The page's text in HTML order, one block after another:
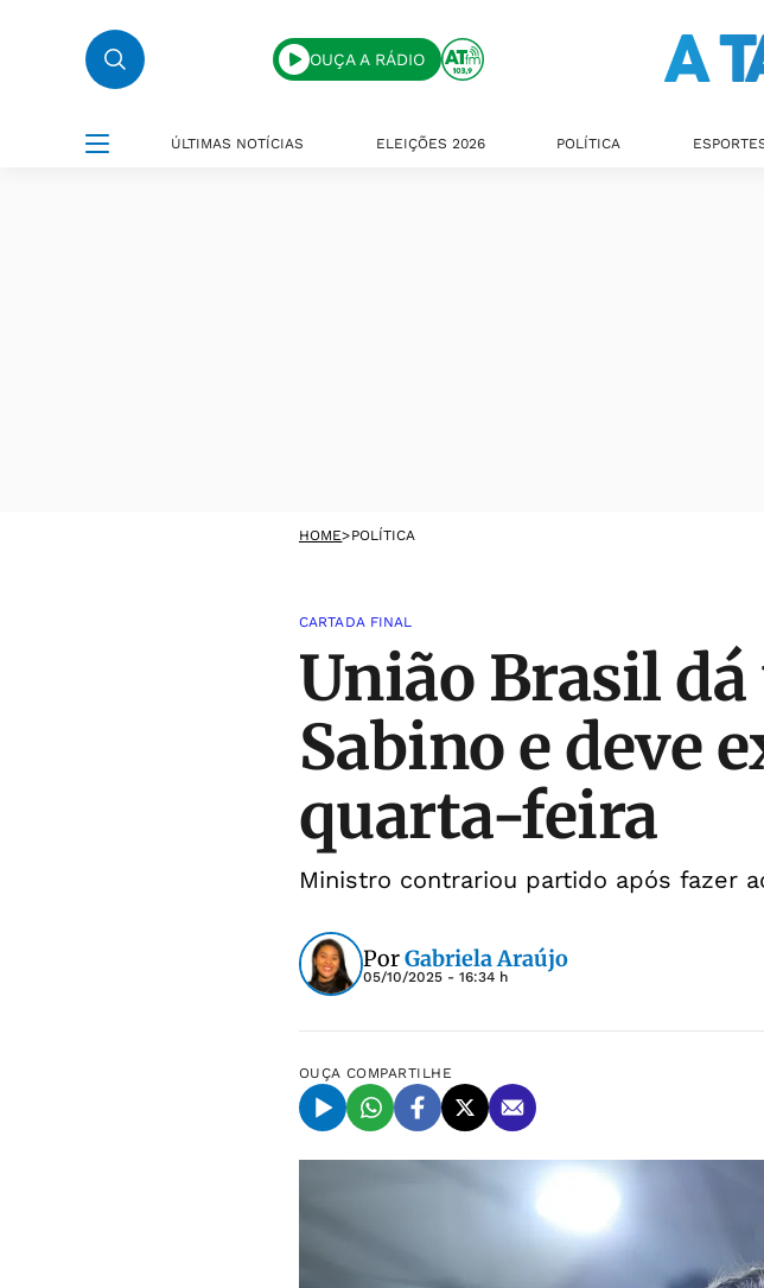
OUÇA A RÁDIO
ÚLTIMAS NOTÍCIAS ELEIÇÕES 2026 POLÍTICA
HOME>POLÍTICA
CARTADA FINAL
União Brasil
Sabino e deve
quarta-feira
Ministro contrariou partido após fazer
PorGabriela Araújo
05/10/2025 - 16:34 h
OUÇA COMPARTILHE